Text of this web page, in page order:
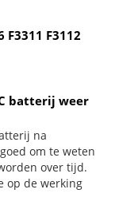
F3311 F3112
batterij weer
na
om te weten
over tijd.
op de werking